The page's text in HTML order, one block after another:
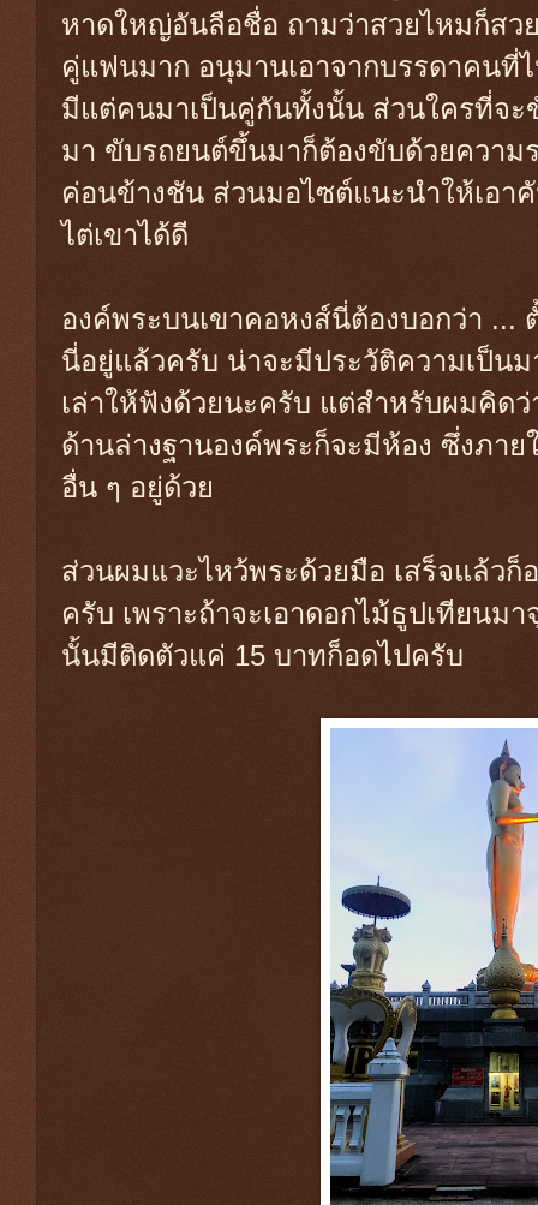
หาดใหญ่อันลือชื่อ ถามว่าสวยไหมก็สว
คู่แฟนมาก อนุมานเอาจากบรรดาคนที่
มีแต่คนมาเป็นคู่กันทั้งนั้น ส่วนใครที่จะ
มา ขับรถยนต์ขึ้นมาก็ต้องขับด้วยความ
ค่อนข้างชัน ส่วนมอไซต์แนะนำให้เอา
ไต่เขาได้ดี
องค์พระบนเขาคอหงส์นี่ต้องบอกว่า ...
นี่อยู่แล้วครับ น่าจะมีประวัติความเป็น
เล่าให้ฟังด้วยนะครับ แต่สำหรับผมคิด
ด้านล่างฐานองค์พระก็จะมีห้อง ซึ่งภา
อื่น ๆ อยู่ด้วย
ส่วนผมแวะไหว้พระด้วยมือ เสร็จแล้ว
ครับ เพราะถ้าจะเอาดอกไม้ธูปเทียน
นั้นมีติดตัวแค่ 15 บาทก็อดไปครับ